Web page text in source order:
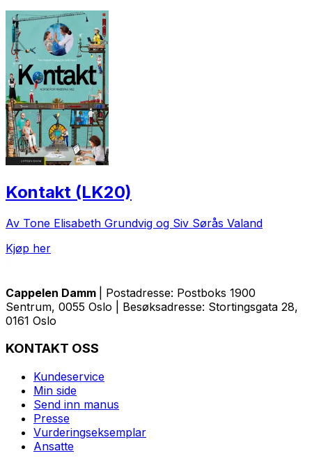
Kontakt (LK20)
Av Tone Elisabeth Grundvig og Siv Sørås Valand
Kjøp her
Cappelen Damm
| Postadresse: Postboks 1900
Sentrum, 0055 Oslo | Besøksadresse: Stortingsgata 28,
0161 Oslo
KONTAKT OSS
Kundeservice
Min side
Send inn manus
Presse
Vurderingseksemplar
Ansatte